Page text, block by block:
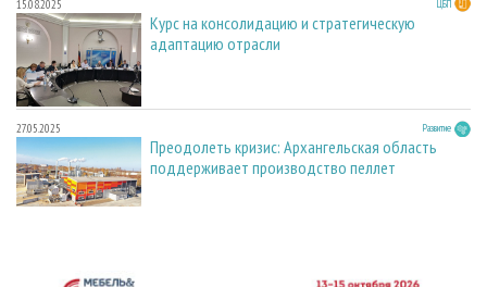
15.08.2025 ЦБП
Курс на консолидацию и стратегическую
адаптацию отрасли
27.05.2025 Развитие
Преодолеть кризис: Архангельская область
поддерживает производство пеллет